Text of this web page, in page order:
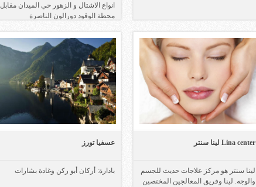
انواع الاشتال و الزهور حي الميدان مقابل
محطة الوقود دورالون الناصرة
Lina center لينا سنتر
لينا سنتر هو مركز علاجات حديث للجسم
والوجه. لينا وفريق المعالجين المختصين
عسفيا تورز
بادارة: أركان أبو ركن وغادة بشارات